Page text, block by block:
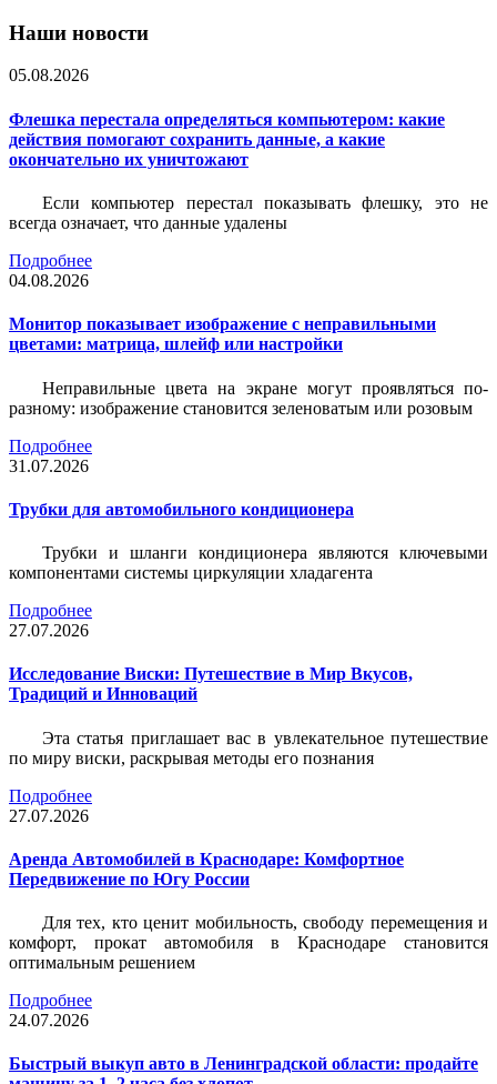
Наши новости
05.08.2026
Флешка перестала определяться компьютером: какие
действия помогают сохранить данные, а какие
окончательно их уничтожают
Если компьютер перестал показывать флешку, это не
всегда означает, что данные удалены
Подробнее
04.08.2026
Монитор показывает изображение с неправильными
цветами: матрица, шлейф или настройки
Неправильные цвета на экране могут проявляться по-
разному: изображение становится зеленоватым или розовым
Подробнее
31.07.2026
Трубки для автомобильного кондиционера
Трубки и шланги кондиционера являются ключевыми
компонентами системы циркуляции хладагента
Подробнее
27.07.2026
Исследование Виски: Путешествие в Мир Вкусов,
Традиций и Инноваций
Эта статья приглашает вас в увлекательное путешествие
по миру виски, раскрывая методы его познания
Подробнее
27.07.2026
Аренда Автомобилей в Краснодаре: Комфортное
Передвижение по Югу России
Для тех, кто ценит мобильность, свободу перемещения и
комфорт, прокат автомобиля в Краснодаре становится
оптимальным решением
Подробнее
24.07.2026
Быстрый выкуп авто в Ленинградской области: продайте